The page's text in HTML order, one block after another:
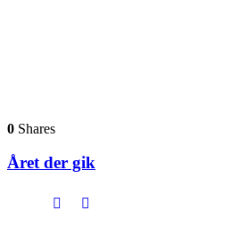
0 Shares
Året der gik